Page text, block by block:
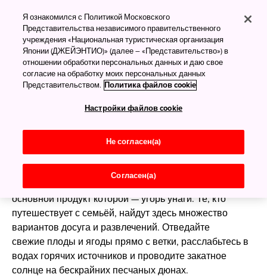
Хамамацу: живой и
яркий город цветов
Цветение круглый год
Город Хамамацураскинулся в самой середине
,КиотоилиОсакисюда можно
добраться за пару часов. Здешние парки в любое
время года украшает множество ярких цветов.
Неудивительно, что город Хамамацу стал одним из
центров садового туризма в Японии. В этом регионе
сложилась своеобразная кулинарная традиция,
основной продукт которой — угорь унаги. Те, кто
путешествует с семьёй, найдут здесь множество
вариантов досуга и развлечений. Отведайте
свежие плоды и ягоды прямо с ветки, расслабьтесь в
водах горячих источников и проводите закатное
солнце на бескрайних песчаных дюнах.
Я ознакомился с Политикой Московского
Представительства независимого правительственного
учреждения «Национальная туристическая организация
Японии (ДЖЕЙЭНТИО)» (далее – «Представительство») в
отношении обработки персональных данных и даю свое
согласие на обработку моих персональных данных
Представительством. Политика файлов cookie
Настройки файлов cookie
Не согласен(а)
Согласен(а)